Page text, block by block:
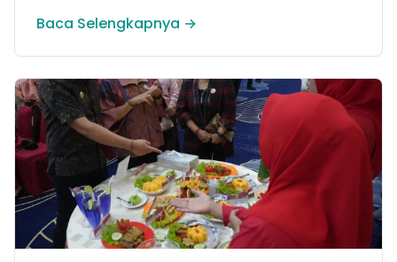
mencakup tiga domain utama, yakni pemberian
tindakan hukum lainnya.
Baca Selengkapnya →